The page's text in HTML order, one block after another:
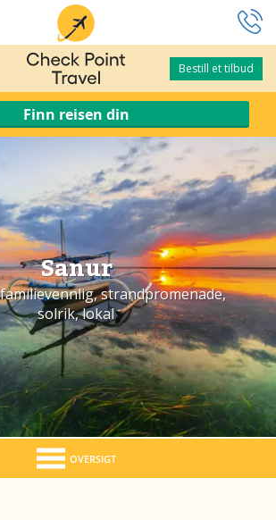
Bestill et tilbud
Bestill et tilbud
Finn reisen din
Sanur
strandpromenade,
solrik, lokal
OVERSIGT